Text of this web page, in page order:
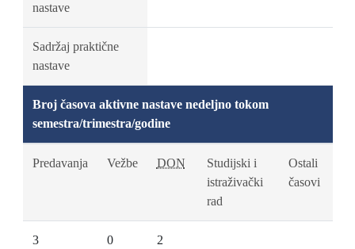
nastave
Sadržaj praktične
nastave
Broj časova aktivne nastave nedeljno tokom
semestra/trimestra/godine
Predavanja Vežbe DON
Studijski i
istraživački
rad
Ostali
časovi
3 0 2